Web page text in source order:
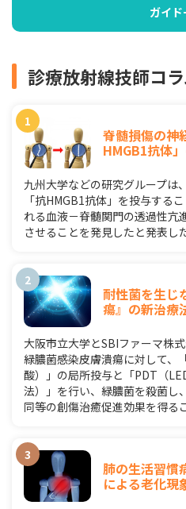
ガイ
診療放射線技師コ
脊髄損傷の神
HMGB1抗体
九州大学などの研究グループは
「抗HMGB1抗体」を投与する
れる血液－脊髄関門の透過性亢
させることを発見したと発表し
耐性菌を生じ
瘍』の新治療
大阪市立大学とSBIファーマ株
緑膿菌感染皮膚潰瘍に対して、
酸）」の局所投与と「PDT（
法）」を行い、緑膿菌を殺菌し
同等の創傷治癒促進効果を得る
肺の生活習慣
による老化現